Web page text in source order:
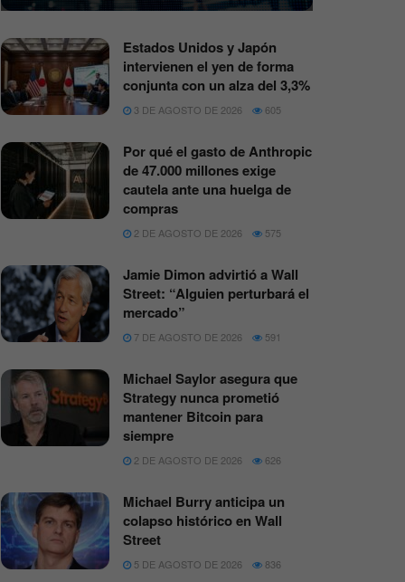
Estados Unidos y Japón
intervienen el yen de forma
conjunta con un alza del 3,3%
3 DE AGOSTO DE 2026 605
Por qué el gasto de Anthropic
de 47.000 millones exige
cautela ante una huelga de
compras
2 DE AGOSTO DE 2026 575
Jamie Dimon advirtió a Wall
Street: “Alguien perturbará el
mercado”
7 DE AGOSTO DE 2026 591
Michael Saylor asegura que
Strategy nunca prometió
mantener Bitcoin para
siempre
2 DE AGOSTO DE 2026 626
Michael Burry anticipa un
colapso histórico en Wall
Street
5 DE AGOSTO DE 2026 836